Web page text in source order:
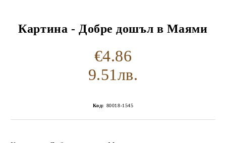
Картина - Добре дошъл в Маями
€4.86
9.51лв.
Код: 80018-1545